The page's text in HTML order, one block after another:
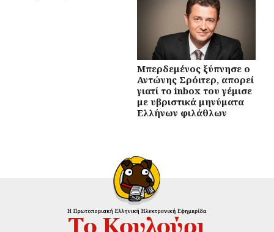
Μπερδεμένος ξύπνησε ο
Αντώνης Σρόιτερ, απορεί
γιατί το inbox του γέμισε
με υβριστικά μηνύματα
Ελλήνων φιλάθλων